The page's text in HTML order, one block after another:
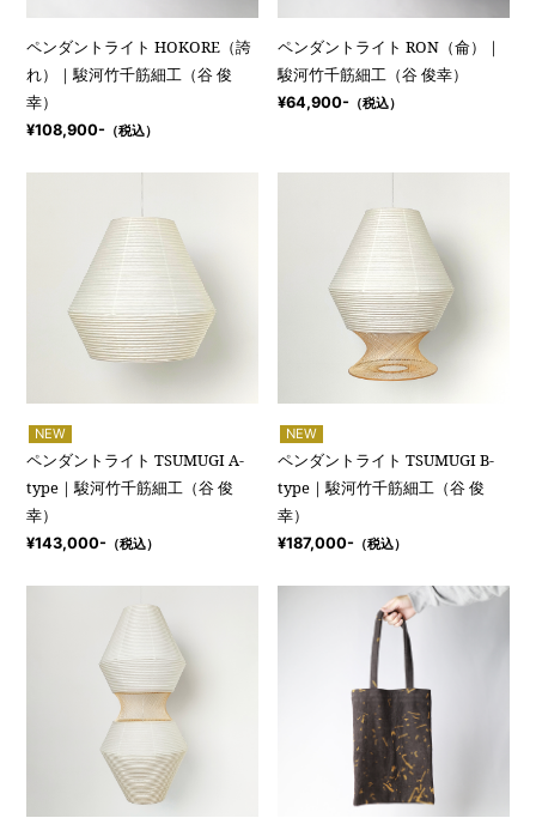
ペンダントライト HOKORE（誇
れ）｜駿河竹千筋細工（谷 俊
幸）
¥108,900- （税込）
ペンダントライト RON（侖）｜
駿河竹千筋細工（谷 俊幸）
¥64,900- （税込）
NEW
ペンダントライト TSUMUGI A-
type｜駿河竹千筋細工（谷 俊
幸）
¥143,000- （税込）
NEW
ペンダントライト TSUMUGI B-
type｜駿河竹千筋細工（谷 俊
幸）
¥187,000- （税込）